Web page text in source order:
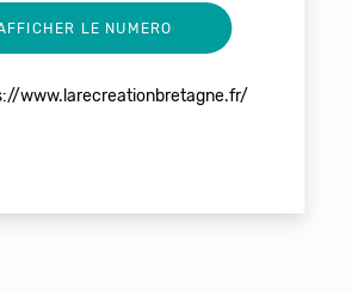
LE NUMERO
www.larecreationbretagne.fr/